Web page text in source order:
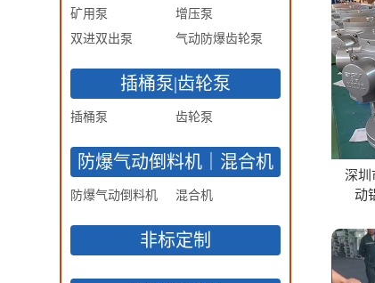
矿用泵
增压泵
双进双出泵
气动防爆齿轮泵
插桶泵|齿轮泵
插桶泵 齿轮泵
防爆气动倒料机｜混合机
防爆气动倒料机 混合机
非标定制
深圳
动